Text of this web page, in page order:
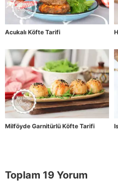
Acukalı Köfte Tarifi
Milföyde Garnitürlü Köfte Tarifi
Toplam 19 Yorum